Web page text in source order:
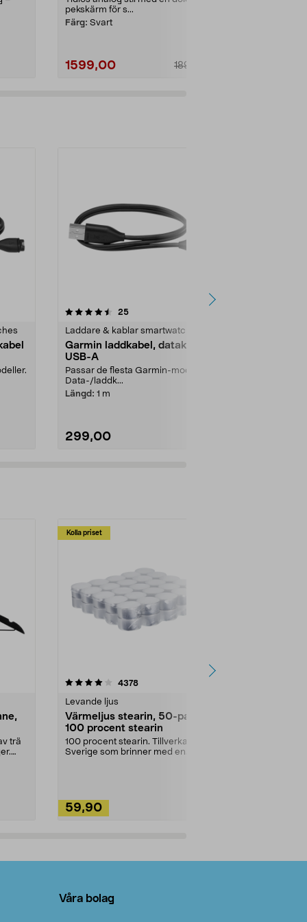
pekskärm för s...
Färg: Svart
1599,00 1890,00
25recensioner
Laddare & kablar smartwatches
Garmin laddkabel, datakabel
USB-A
Passar de flesta Garmin-modeller.
Data-/laddk...
Längd: 1 m
299,00
4.0av 5 stjärnor
trä
Kolla priset
4378recensioner
Levande ljus
Värmeljus stearin, 50-pack,
100 procent stearin
100 procent stearin. Tillverkade i
Sverige som brinner med en
59,90
4.5av 5 stjärnor
Våra bolag